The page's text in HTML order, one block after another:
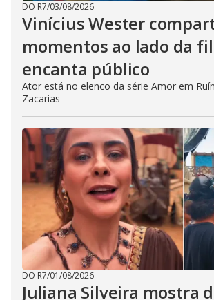
DO R7/03/08/2026
Vinícius Wester
momentos ao lado da
encanta público
Ator está no elenco da série Amor em
Zacarias
DO R7/01/08/2026
Juliana Silveira mostra